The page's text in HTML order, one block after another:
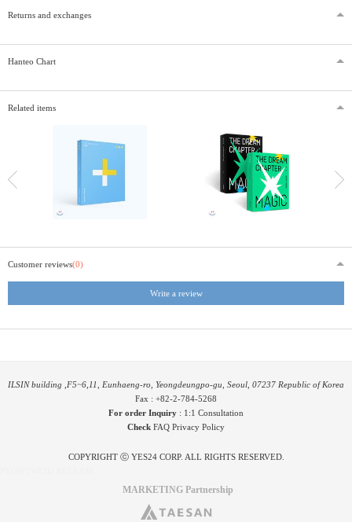
Returns and exchanges
Hanteo Chart
Related items
Customer reviews(0)
Write a review
ILSIN building ,F5~6,11, Eunhaeng-ro, Yeongdeungpo-gu, Seoul, 07237 Republic of Korea
Fax : +82-2-784-5268
For order Inquiry : 1:1 Consultation
Check FAQ Privacy Policy
COPYRIGHT ⓒ YES24 CORP. ALL RIGHTS RESERVED.
MARKETING Partnership